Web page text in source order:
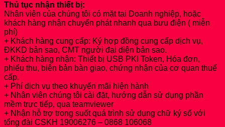
Thủ tục nhận thiết bị:
Nhân viên của chúng tôi có mặt tại Doanh nghiệp, hoặc
khách hàng nhận chuyển phát nhanh qua bưu điện ( miễn
phí)
+ Khách hàng cung cấp: Ký hợp đồng cung cấp dịch vụ,
ĐKKD bản sao, CMT người đại diện bản sao.
+ Khách hàng nhận: Thiết bị USB PKI Token, Hóa đơn,
phiếu thu, biên bản bàn giao, chứng nhận của cơ quan thuế
cấp.
+ Phí dịch vụ theo khuyến mãi hiện hành
+ Nhân viên chúng tôi cài đặt, hướng dẫn sử dụng phần
mềm trực tiếp, qua teamviewer
+ Nhận hỗ trợ trong suốt quá trình sử dụng chữ ký số với
tổng đài CSKH 19006276 – 0868 106068